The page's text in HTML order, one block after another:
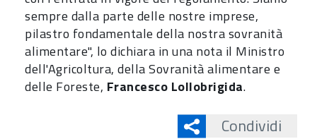
sempre dalla parte delle nostre imprese,
pilastro fondamentale della nostra sovranità
alimentare", lo dichiara in una nota il Ministro
dell'Agricoltura, della Sovranità alimentare e
delle Foreste, Francesco Lollobrigida.
Condividi